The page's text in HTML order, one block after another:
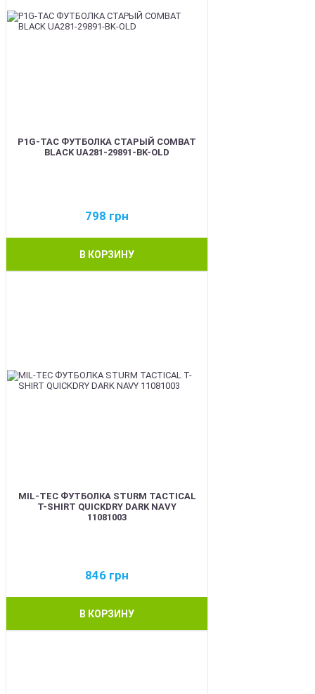
P1G-TAC ФУТБОЛКА СТАРЫЙ COMBAT
BLACK UA281-29891-BK-OLD
798 грн
В КОРЗИНУ
MIL-TEC ФУТБОЛКА STURM TACTICAL
T-SHIRT QUICKDRY DARK NAVY
11081003
846 грн
В КОРЗИНУ